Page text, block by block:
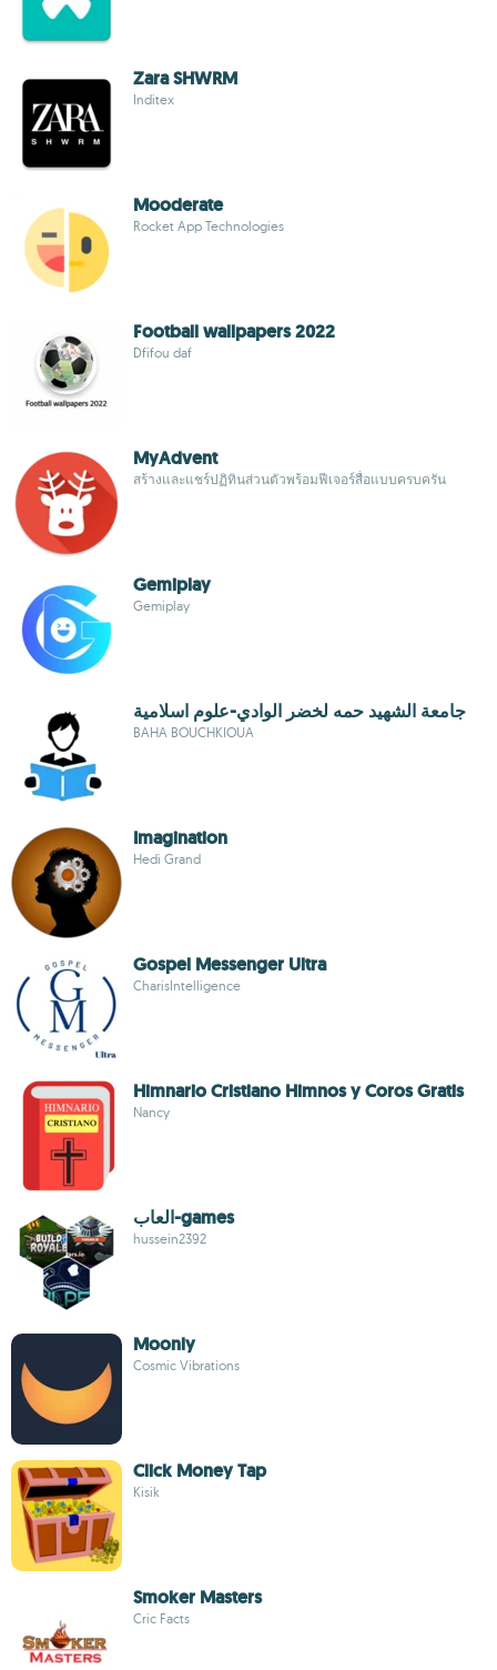
Zara SHWRM
Inditex
Mooderate
Rocket App Technologies
Football wallpapers 2022
Dfifou daf
MyAdvent
สร้างและแชร์ปฏิทินส่วนตัวพร้อมฟีเจอร์สื่อแบบครบครัน
Gemiplay
Gemiplay
جامعة الشهيد حمه لخضر الوادي-علوم اسلامية
BAHA BOUCHKIOUA
Imagination
Hedi Grand
Gospel Messenger Ultra
CharisIntelligence
Himnario Cristiano Himnos y Coros Gratis
Nancy
العاب-games
hussein2392
Moonly
Cosmic Vibrations
Click Money Tap
Kisik
Smoker Masters
Cric Facts